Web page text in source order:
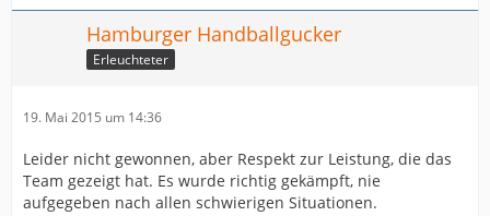
Hamburger Handballgucker
Erleuchteter
19. Mai 2015 um 14:36
Leider nicht gewonnen, aber Respekt zur Leistung, die das
Team gezeigt hat. Es wurde richtig gekämpft, nie
aufgegeben nach allen schwierigen Situationen.